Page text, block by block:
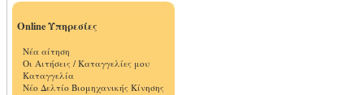
Online Υπηρεσίες
Νέα αίτηση
Οι Αιτήσεις / Καταγγελίες μου
Καταγγελία
Νέο Δελτίο Βιομηχανικής Κίνησης